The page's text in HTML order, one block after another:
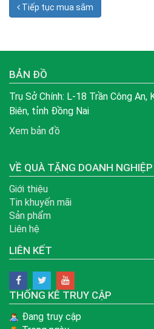
Tiếp tục mua sắm
BẢN ĐỒ
Trụ Sở Chính: L-18 Trần Công An,
Biên, tỉnh Đồng Nai
Xem bản đồ
VỀ QUÀ TẶNG DOANH NGHIỆP
Giới thiệu
Tin khuyến mãi
Sản phẩm
Liên hệ
LIÊN KẾT
THỐNG KÊ TRUY CẬP
Đang truy cập